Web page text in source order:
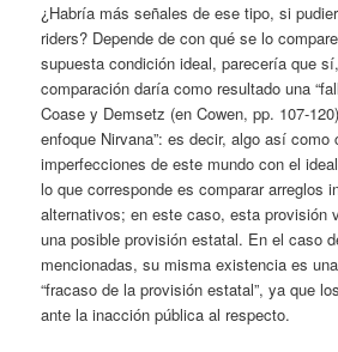
¿Habría más señales de ese tipo, si
riders? Depende de con qué se lo
supuesta condición ideal, parecería que
comparación daría como resultado una
Coase y Demsetz (en Cowen, pp. 107-
enfoque Nirvana”: es decir, algo así como
imperfecciones de este mundo con el
lo que corresponde es comparar arreglos
alternativos; en este caso, esta provisión
una posible provisión estatal. En el caso
mencionadas, su misma existencia es
“fracaso de la provisión estatal”, ya que
ante la inacción pública al respecto.